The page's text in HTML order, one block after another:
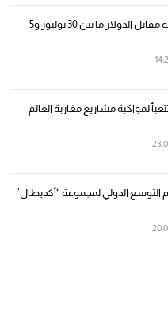
الدرهم يرتفع بـ 0,8 في المائة مقابل الدولار ما بين 30 يوليوز و5
لمواكبة مشاريع مغاربة العالم
التوسع الدولي لمجموعة “أكديطال”